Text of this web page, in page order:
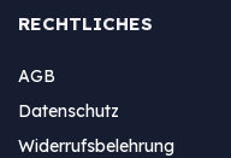
RECHTLICHES
AGB
Datenschutz
Widerrufsbelehrung